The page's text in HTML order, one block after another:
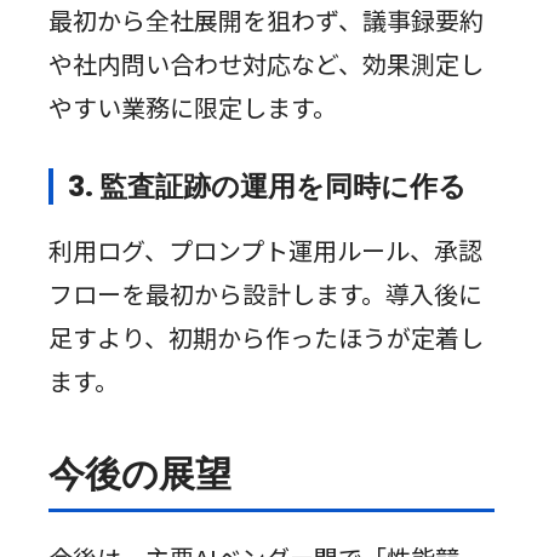
最初から全社展開を狙わず、議事録要約
や社内問い合わせ対応など、効果測定し
やすい業務に限定します。
3. 監査証跡の運用を同時に作る
利用ログ、プロンプト運用ルール、承認
フローを最初から設計します。導入後に
足すより、初期から作ったほうが定着し
ます。
今後の展望